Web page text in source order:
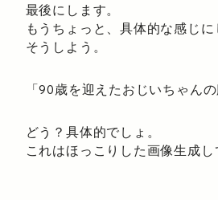
最後にします。
もうちょっと、具体的な感じに
そうしよう。
「90歳を迎えたおじいちゃんの
どう？具体的でしょ。
これはほっこりした画像生成し